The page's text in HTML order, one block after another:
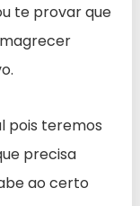
te provar que
pois teremos
precisa
ao certo